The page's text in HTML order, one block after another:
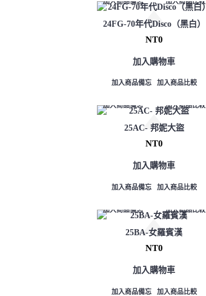
24FG-70年代Disco（黑白）
NT0
加入購物車
加入商品備忘 加入商品比較
加入商品備忘 加入商品比較
25AC- 邦妮大盜
NT0
加入購物車
加入商品備忘 加入商品比較
加入商品備忘 加入商品比較
25BA-女羅賓漢
NT0
加入購物車
加入商品備忘 加入商品比較